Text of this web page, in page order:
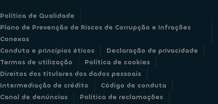
Política de Qualidade
Plano de Prevenção de Riscos de Corrupção e Infrações
Conexas
Conduta e princípios éticos
Declaração de privacidade
Termos de utilização
Política de cookies
Direitos dos titulares dos dados pessoais
Intermediação de crédito
Código de conduta
Canal de denúncias
Política de reclamações